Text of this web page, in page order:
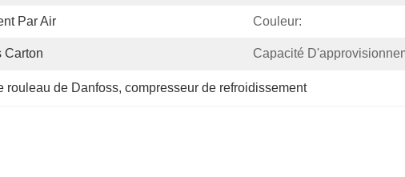
Par Air Couleur:
Carton Capacité
rouleau de Danfoss, compresseur de refroidissement